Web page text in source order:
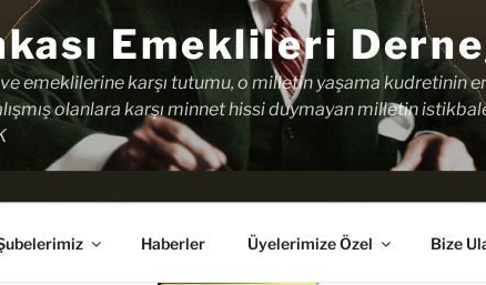
Emeklileri
emeklilerine karşı tutumu, o milletin yaşama kudretinin
olanlara karşı minnet hissi duymayan milletin
Haberler Üyelerimize Özel Bize